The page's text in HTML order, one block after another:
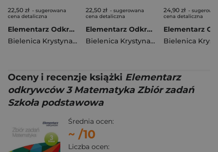
22,50 zł - sugerowana
cena detaliczna
Elementarz Odkrywców klasa 3 część 2 zeszyt ćwiczeń Matematyka EDYCJA 2025
Bielenica Krystyna
,Bura Maria,Kwil Małgorzata
22,50 zł - sugerowana
cena detaliczna
Elementarz Odkrywców klasa 3 część 1 zeszyt ćwiczeń Matematyka EDYCJA 2025
Bielenica Krystyna
,Bura Maria,Kwil
24,90 zł -
cena detaliczna
Oceny i recenzje książki Elementarz
odkrywców 3 Matematyka Zbiór zadań
Szkoła podstawowa
Średnia ocen:
~ /10
Liczba ocen: